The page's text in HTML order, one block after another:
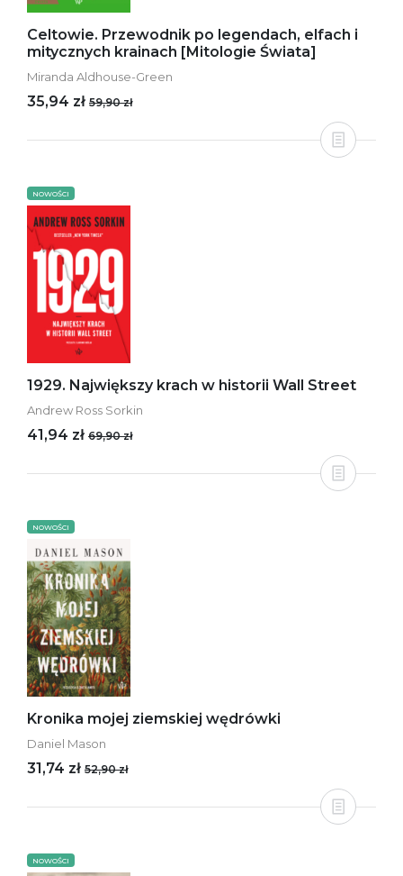
Celtowie. Przewodnik po legendach, elfach i
mitycznych krainach [Mitologie Świata]
Miranda Aldhouse-Green
35,94 zł 59,90 zł
NOWOŚCI
1929. Największy krach w historii Wall Street
Andrew Ross Sorkin
41,94 zł 69,90 zł
NOWOŚCI
Kronika mojej ziemskiej wędrówki
Daniel Mason
31,74 zł 52,90 zł
NOWOŚCI